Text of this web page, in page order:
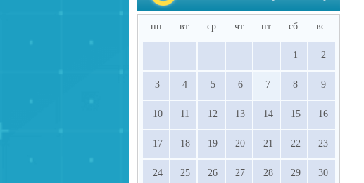
пн вт ср чт пт сб вс
1 2
3 4 5 6 7 8 9
10 11 12 13 14 15 16
17 18 19 20 21 22 23
24 25 26 27 28 29 30